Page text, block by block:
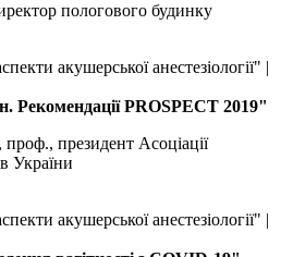
пологового будинку
Рекомендації PROSPECT 2019"
президент Асоціації
України